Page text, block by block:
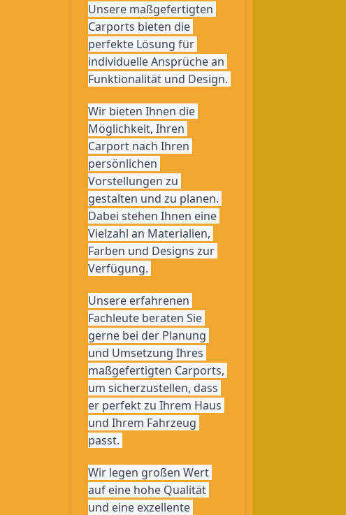
Unsere maßgefertigten
Carports bieten die
perfekte Lösung für
individuelle Ansprüche an
Wir bieten Ihnen die
Möglichkeit, Ihren
Carport nach Ihren
persönlichen
Vorstellungen zu
gestalten und zu planen.
Dabei stehen Ihnen eine
Vielzahl an Materialien,
Farben und Designs zur
Verfügung.
Unsere erfahrenen
Fachleute beraten Sie
gerne bei der Planung
und Umsetzung Ihres
maßgefertigten Carports,
um sicherzustellen, dass
er perfekt zu Ihrem Haus
und Ihrem Fahrzeug
passt.
Wir legen großen Wert
auf eine hohe Qualität
und eine exzellente